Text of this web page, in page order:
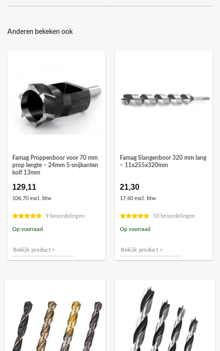
Anderen bekeken ook
Famag Proppenboor voor 70 mm
prop lengte – 24mm 5-snijkanten
kolf 13mm
129,11
106,70 excl. btw
9 beoordelingen
Op voorraad
Bekijk product >
Famag Slangenboor 320 mm lang
– 11x255x320mm
21,30
17,60 excl. btw
10 beoordelingen
Op voorraad
Bekijk product >